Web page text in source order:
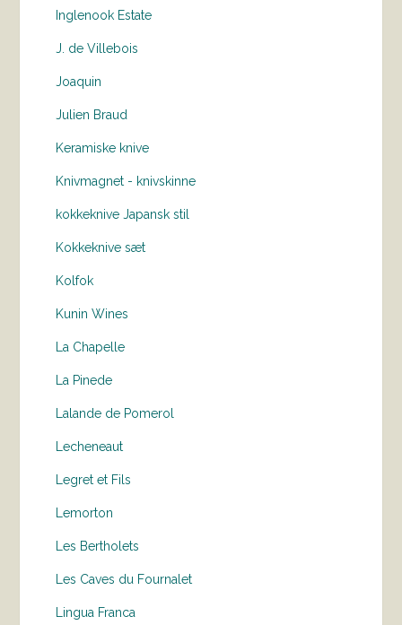
Inglenook Estate
J. de Villebois
Joaquin
Julien Braud
Keramiske knive
Knivmagnet - knivskinne
kokkeknive Japansk stil
Kokkeknive sæt
Kolfok
Kunin Wines
La Chapelle
La Pinede
Lalande de Pomerol
Lecheneaut
Legret et Fils
Lemorton
Les Bertholets
Les Caves du Fournalet
Lingua Franca